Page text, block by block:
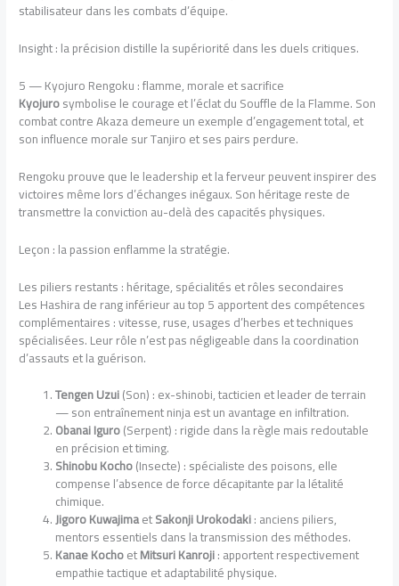
stabilisateur dans les combats d’équipe.
Insight : la précision distille la supériorité dans les duels critiques.
5 — Kyojuro Rengoku : flamme, morale et sacrifice
Kyojurosymbolise le courage et l’éclat du Souffle de la Flamme. Son
combat contre Akaza demeure un exemple d’engagement total, et
son influence morale sur Tanjiro et ses pairs perdure.
Rengoku prouve que le leadership et la ferveur peuvent inspirer des
victoires même lors d’échanges inégaux. Son héritage reste de
transmettre la conviction au-delà des capacités physiques.
Leçon : la passion enflamme la stratégie.
Les piliers restants : héritage, spécialités et rôles secondaires
Les Hashira de rang inférieur au top 5 apportent des compétences
complémentaires : vitesse, ruse, usages d’herbes et techniques
spécialisées. Leur rôle n’est pas négligeable dans la coordination
d’assauts et la guérison.
Tengen Uzui(Son) : ex-shinobi, tacticien et leader de terrain
— son entraînement ninja est un avantage en infiltration.
Obanai Iguro(Serpent) : rigide dans la règle mais redoutable
en précision et timing.
Shinobu Kocho(Insecte) : spécialiste des poisons, elle
compense l’absence de force décapitante par la létalité
chimique.
Jigoro KuwajimaetSakonji Urokodaki: anciens piliers,
mentors essentiels dans la transmission des méthodes.
Kanae KochoetMitsuri Kanroji: apportent respectivement
empathie tactique et adaptabilité physique.